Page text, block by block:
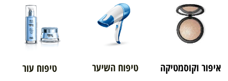
איפור וקוסמטיקה טיפוח השיער טיפוח עור